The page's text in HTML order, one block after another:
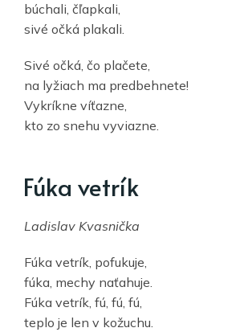
búchali, čľapkali,
sivé očká plakali.
Sivé očká, čo plačete,
na lyžiach ma predbehnete!
Vykríkne víťazne,
kto zo snehu vyviazne.
Fúka vetrík
Ladislav Kvasnička
Fúka vetrík, pofukuje,
fúka, mechy naťahuje.
Fúka vetrík, fú, fú, fú,
teplo je len v kožuchu.